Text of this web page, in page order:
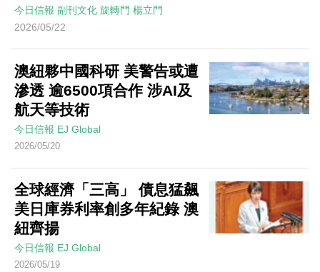
今日信報 副刊文化 旋轉門 楊立門
2026/05/22
澳紐夥中國科研 美警告或遭
滲透 逾6500項合作 涉AI及
航天等技術
今日信報 EJ Global
2026/05/20
全球經濟「三高」 債息猛飆
美日庫券利率創多年紀錄 澳
紐齊揚
今日信報 EJ Global
2026/05/19